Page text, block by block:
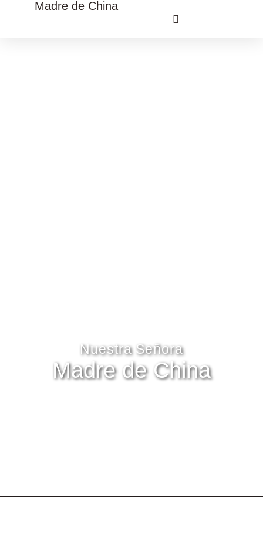
Madre de China
Nuestra Señora
Madre de China